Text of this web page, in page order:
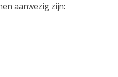
aanwezig zijn: